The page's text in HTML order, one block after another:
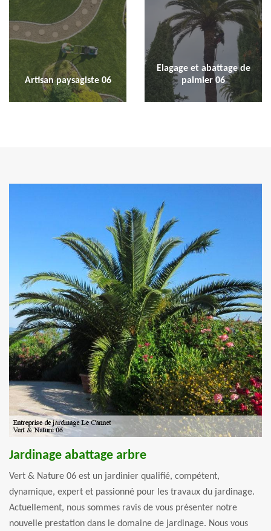
Artisan paysagiste 06
Elagage et abattage de
palmier 06
Jardinage abattage arbre
Vert & Nature 06 est un jardinier qualifié, compétent,
dynamique, expert et passionné pour les travaux du jardinage.
Actuellement, nous sommes ravis de vous présenter notre
nouvelle prestation dans le domaine de jardinage. Nous vous